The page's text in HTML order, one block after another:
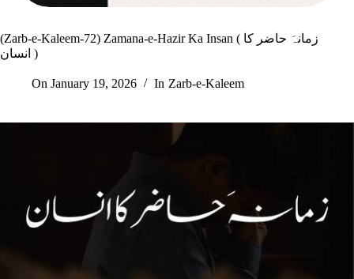
(Zarb-e-Kaleem-72) Zamana-e-Hazir Ka Insan ( زمانہَ حاضر کا
انسان )
On January 19, 2026 In Zarb-e-Kaleem